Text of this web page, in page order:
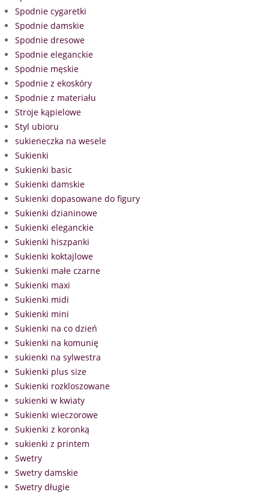
Spodnie cygaretki
Spodnie damskie
Spodnie dresowe
Spodnie eleganckie
Spodnie męskie
Spodnie z ekoskóry
Spodnie z materiału
Stroje kąpielowe
Styl ubioru
sukieneczka na wesele
Sukienki
Sukienki basic
Sukienki damskie
Sukienki dopasowane do figury
Sukienki dzianinowe
Sukienki eleganckie
Sukienki hiszpanki
Sukienki koktajlowe
Sukienki małe czarne
Sukienki maxi
Sukienki midi
Sukienki mini
Sukienki na co dzień
Sukienki na komunię
sukienki na sylwestra
Sukienki plus size
Sukienki rozkloszowane
sukienki w kwiaty
Sukienki wieczorowe
Sukienki z koronką
sukienki z printem
Swetry
Swetry damskie
Swetry długie